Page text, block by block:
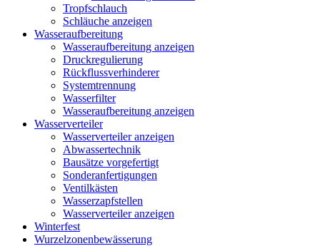
Tropfschlauch
Schläuche anzeigen
Wasseraufbereitung
Wasseraufbereitung anzeigen
Druckregulierung
Rückflussverhinderer
Systemtrennung
Wasserfilter
Wasseraufbereitung anzeigen
Wasserverteiler
Wasserverteiler anzeigen
Abwassertechnik
Bausätze vorgefertigt
Sonderanfertigungen
Ventilkästen
Wasserzapfstellen
Wasserverteiler anzeigen
Winterfest
Wurzelzonenbewässerung